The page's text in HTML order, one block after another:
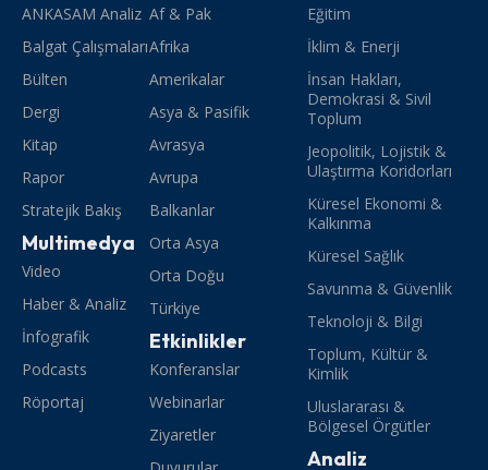
ANKASAM Analiz
Balgat Çalışmaları
Bülten
Dergi
Kitap
Rapor
Stratejik Bakış
Multimedya
Video
Haber & Analiz
İnfografik
Podcasts
Röportaj
Af & Pak
Afrika
Amerikalar
Asya & Pasifik
Avrasya
Avrupa
Balkanlar
Orta Asya
Orta Doğu
Türkiye
Etkinlikler
Konferanslar
Webinarlar
Ziyaretler
Eğitim
İklim & Enerji
İnsan Hakları,
Demokrasi & Sivil
Toplum
Jeopolitik, Lojistik &
Ulaştırma Koridorları
Küresel Ekonomi &
Kalkınma
Küresel Sağlık
Savunma & Güvenlik
Teknoloji & Bilgi
Toplum, Kültür &
Kimlik
Uluslararası &
Bölgesel Örgütler
Analiz